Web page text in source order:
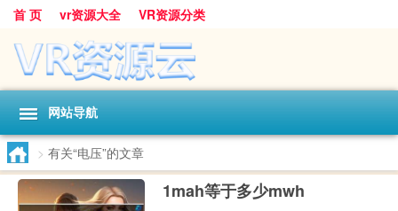
首 页 vr资源大全 VR资源分类
网站导航
> 有关“电压”的文章
1mah等于多少mwh